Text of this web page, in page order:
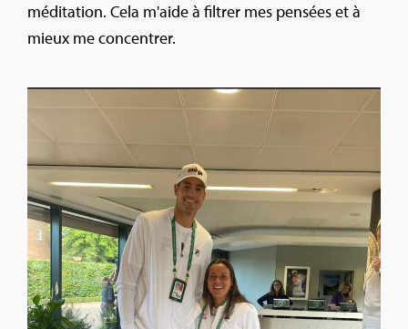
méditation. Cela m'aide à filtrer mes pensées et à
mieux me concentrer.